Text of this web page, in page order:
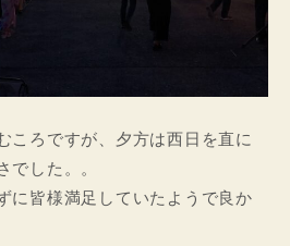
ころですが、夕方は西日を直に
でした。。
に皆様満足していたようで良か